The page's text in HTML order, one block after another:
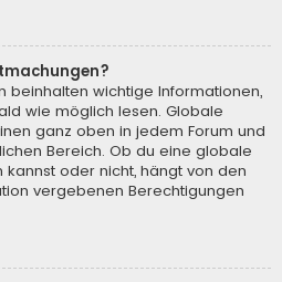
beinhalten wichtige Informationen,
wie möglich lesen. Globale
ganz oben in jedem Forum und
Bereich. Ob du eine globale
oder nicht, hängt von den
vergebenen Berechtigungen